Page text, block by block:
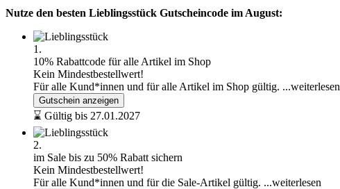
Nutze den besten Lieblingsstück Gutscheincode im August:
1.
10% Rabattcode für alle Artikel im Shop
Kein Mindestbestellwert!
Für alle Kund*innen und für alle Artikel im Shop gültig. ...weiterlesen
Gutschein anzeigen
⌛ Gültig bis 27.01.2027
2.
im Sale bis zu 50% Rabatt sichern
Kein Mindestbestellwert!
Für alle Kund*innen und für die Sale-Artikel gültig. ...weiterlesen